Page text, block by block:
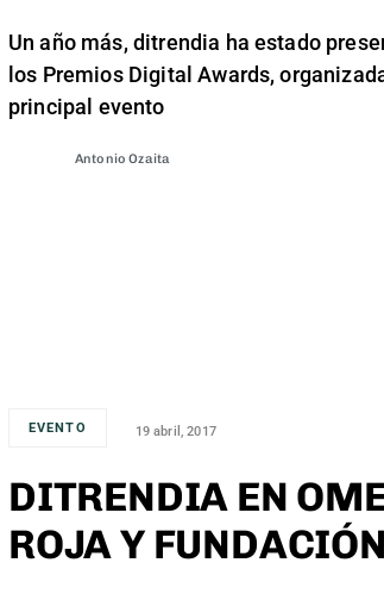
Un año más, ditrendia ha estado
los Premios Digital Awards,
principal evento
Antonio Ozaita
EVENTO 19 abril, 2017
DITRENDIA EN
ROJA Y